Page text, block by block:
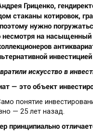
Гриценко,
стаканы котировок,
нужно
на
искусство в
— это объект
понятие
— 25 лет назад.
принципиально